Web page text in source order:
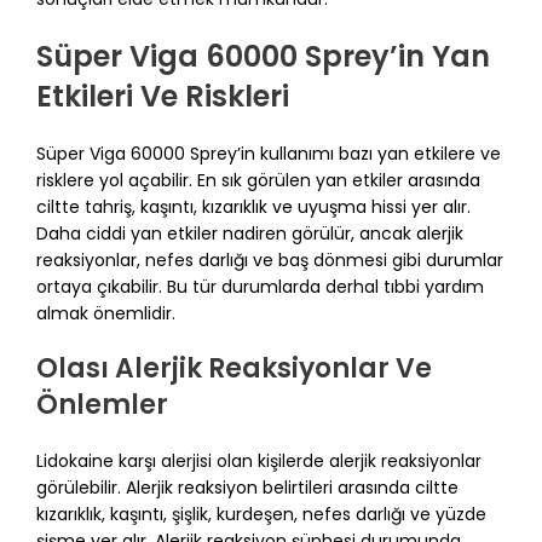
Süper Viga 60000 Sprey’in Yan
Etkileri Ve Riskleri
Süper Viga 60000 Sprey’in kullanımı bazı yan etkilere ve
risklere yol açabilir. En sık görülen yan etkiler arasında
ciltte tahriş, kaşıntı, kızarıklık ve uyuşma hissi yer alır.
Daha ciddi yan etkiler nadiren görülür, ancak alerjik
reaksiyonlar, nefes darlığı ve baş dönmesi gibi durumlar
ortaya çıkabilir. Bu tür durumlarda derhal tıbbi yardım
almak önemlidir.
Olası Alerjik Reaksiyonlar Ve
Önlemler
Lidokaine karşı alerjisi olan kişilerde alerjik reaksiyonlar
görülebilir. Alerjik reaksiyon belirtileri arasında ciltte
kızarıklık, kaşıntı, şişlik, kurdeşen, nefes darlığı ve yüzde